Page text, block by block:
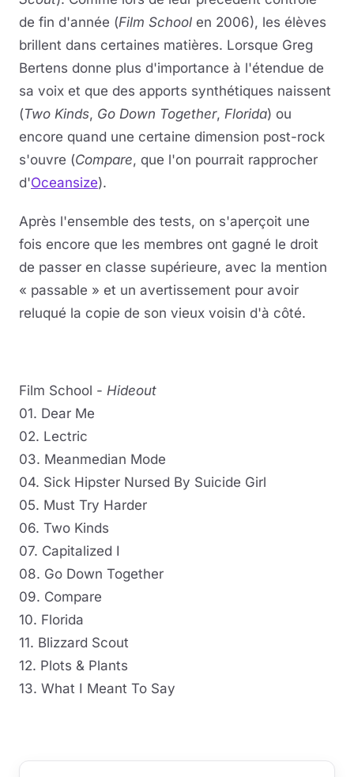
de fin d'année (Film School en 2006), les élèves
brillent dans certaines matières. Lorsque Greg
Bertens donne plus d'importance à l'étendue de
sa voix et que des apports synthétiques naissent
(Two Kinds, Go Down Together, Florida) ou
encore quand une certaine dimension post-rock
s'ouvre (Compare, que l'on pourrait rapprocher
d'Oceansize).
Après l'ensemble des tests, on s'aperçoit une
fois encore que les membres ont gagné le droit
de passer en classe supérieure, avec la mention
« passable » et un avertissement pour avoir
reluqué la copie de son vieux voisin d'à côté.
Film School - Hideout
01. Dear Me
02. Lectric
03. Meanmedian Mode
04. Sick Hipster Nursed By Suicide Girl
05. Must Try Harder
06. Two Kinds
07. Capitalized I
08. Go Down Together
09. Compare
10. Florida
11. Blizzard Scout
12. Plots & Plants
13. What I Meant To Say